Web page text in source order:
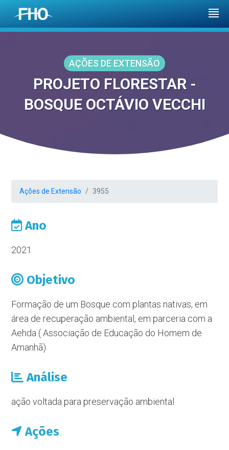
AÇÕES DE EXTENSÃO
PROJETO FLORESTAR -
BOSQUE OCTÁVIO VECCHI
Ações de Extensão 3955
Ano
2021
Objetivo
Formação de um Bosque com plantas nativas, em
área de recuperação ambiental, em parceria com a
Aehda ( Associação de Educação do Homem de
Amanhã)
Análise
ação voltada para preservação ambiental
Ações